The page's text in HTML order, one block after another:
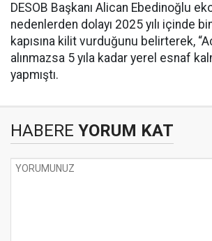
DESOB Başkanı Alican Ebedinoğlu
nedenlerden dolayı 2025 yılı içinde
kapısına kilit vurduğunu belirterek,
alınmazsa 5 yıla kadar yerel esnaf
yapmıştı.
HABERE YORUM KAT